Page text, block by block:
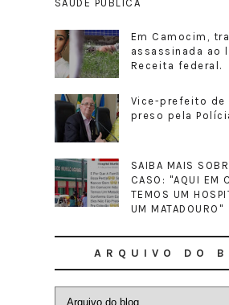
SAÚDE PÚBLICA
Em Camocim,
assassinada ao
Receita federal.
Vice-prefeito de
preso pela
SAIBA MAIS
CASO: "AQUI EM
TEMOS UM
UM MATADOURO"
ARQUIVO DO